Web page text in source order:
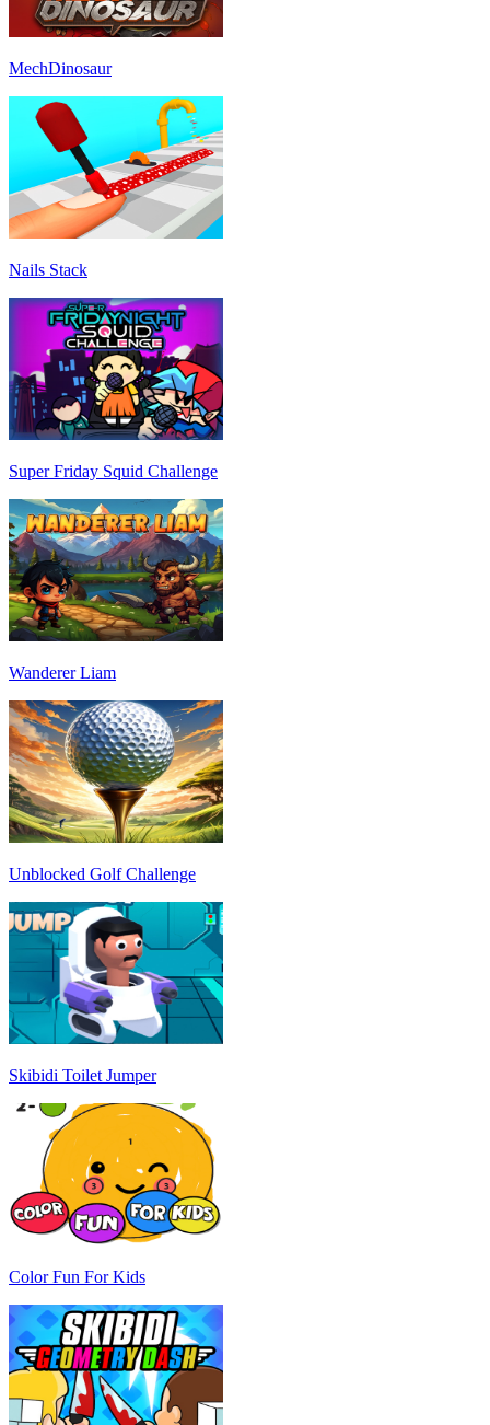
MechDinosaur
Nails Stack
Super Friday Squid Challenge
Wanderer Liam
Unblocked Golf Challenge
Skibidi Toilet Jumper
Color Fun For Kids